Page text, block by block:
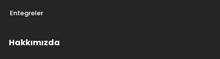
Entegreler
Hakkımızda